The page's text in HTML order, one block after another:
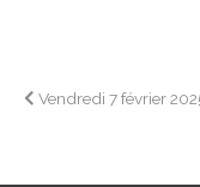
Vendredi 7 février